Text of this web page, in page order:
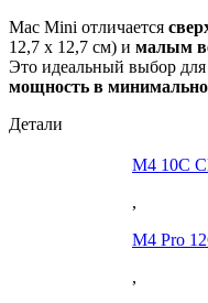
Mac Mini отличается
12,7 х 12,7 см) и малым
Это идеальный выбор
мощность в
Детали
M4 10C
,
M4 Pro
,